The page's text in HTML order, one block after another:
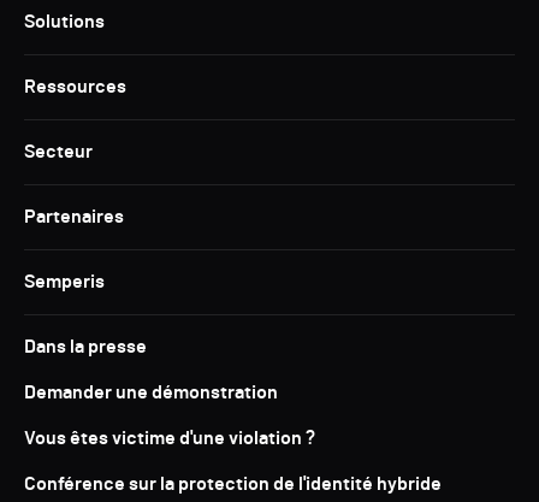
Solutions
Ressources
Secteur
Partenaires
Semperis
Dans la presse
Demander une démonstration
Vous êtes victime d'une violation ?
Conférence sur la protection de l'identité hybride